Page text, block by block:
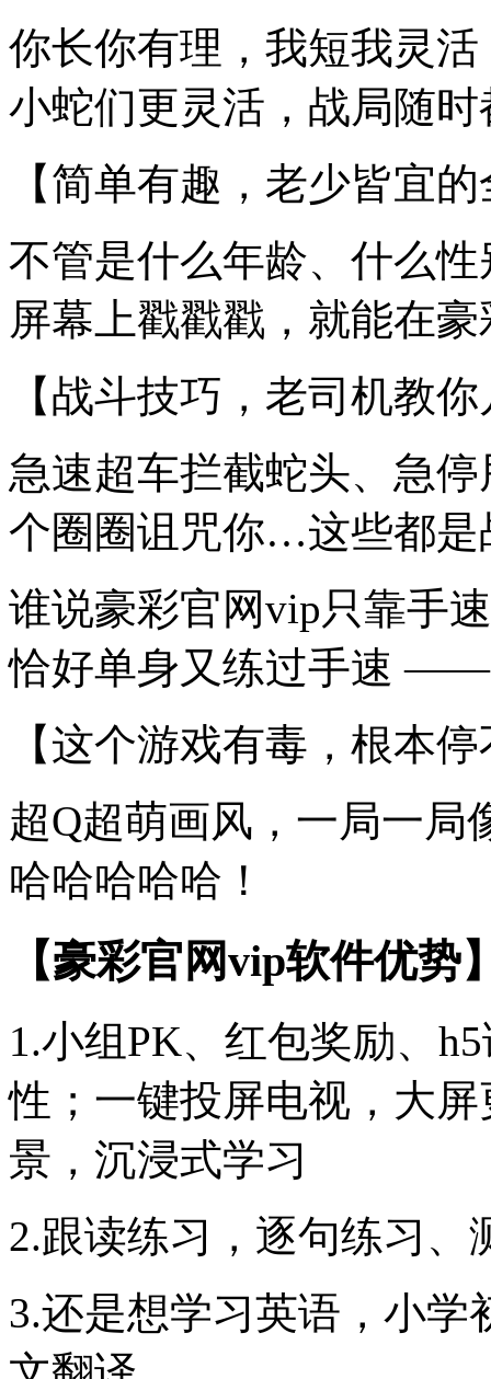
你长你有理，我短我灵
小蛇们更灵活，战局随
【简单有趣，老少皆宜
不管是什么年龄、什么
屏幕上戳戳戳，就能在
【战斗技巧，老司机教
急速超车拦截蛇头、急
个圈圈诅咒你…这些都是
谁说豪彩官网vip只靠手
恰好单身又练过手速
【这个游戏有毒，根本
超Q超萌画风，一局一局
哈哈哈哈哈！
【豪彩官网vip软件优势
1.小组PK、红包奖励、
性；一键投屏电视，大
景，沉浸式学习
2.跟读练习，逐句练习、
3.还是想学习英语，小